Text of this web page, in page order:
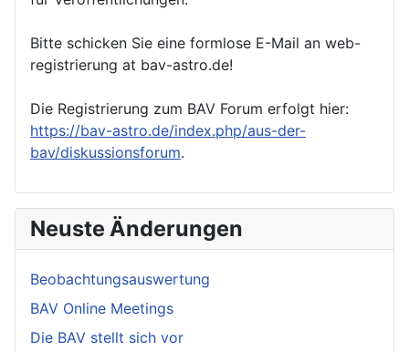
Bitte schicken Sie eine formlose E-Mail an web-
registrierung at bav-astro.de!
Die Registrierung zum BAV Forum erfolgt hier:
https://bav-astro.de/index.php/aus-der-
bav/diskussionsforum.
Neuste Änderungen
Beobachtungsauswertung
BAV Online Meetings
Die BAV stellt sich vor